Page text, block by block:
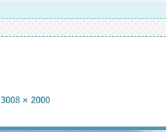
3008 × 2000